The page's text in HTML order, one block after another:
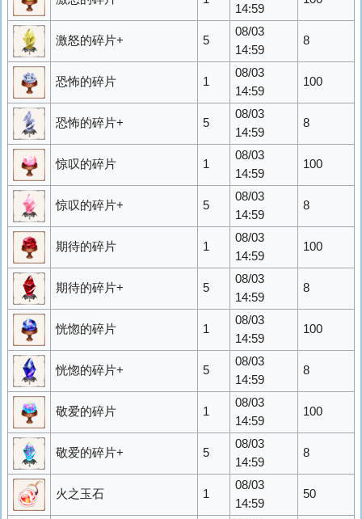
14:59
激怒的碎片+ 5
08/03
14:59
8
恐怖的碎片 1
08/03
14:59
100
恐怖的碎片+ 5
08/03
14:59
8
惊叹的碎片 1
08/03
14:59
100
惊叹的碎片+ 5
08/03
14:59
8
期待的碎片 1
08/03
14:59
100
期待的碎片+ 5
08/03
14:59
8
恍惚的碎片 1
08/03
14:59
100
恍惚的碎片+ 5
08/03
14:59
8
敬爱的碎片 1
08/03
14:59
100
敬爱的碎片+ 5
08/03
14:59
8
火之玉石 1
08/03
14:59
50